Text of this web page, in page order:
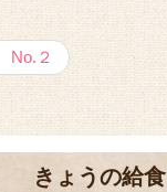
No.２
きょうの給食